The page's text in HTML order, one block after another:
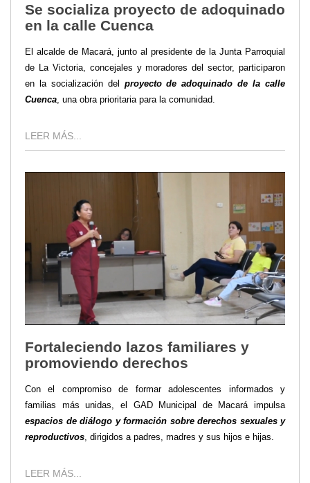
Se socializa proyecto de adoquinado
en la calle Cuenca
El alcalde de Macará, junto al presidente de la Junta Parroquial
de La Victoria, concejales y moradores del sector, participaron
en la socialización del proyecto de adoquinado de la calle
Cuenca , una obra prioritaria para la comunidad.
LEER MÁS...
Fortaleciendo lazos familiares y
promoviendo derechos
Con el compromiso de formar adolescentes informados y
familias más unidas, el GAD Municipal de Macará impulsa
espacios de diálogo y formación sobre derechos sexuales y
reproductivos , dirigidos a padres, madres y sus hijos e hijas.
LEER MÁS...